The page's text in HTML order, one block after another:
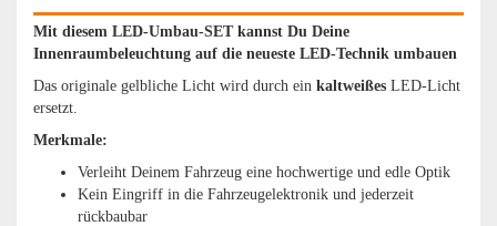
Mit diesem LED-Umbau-SET kannst Du Deine
Innenraumbeleuchtung auf die neueste LED-Technik umbauen
Das originale gelbliche Licht wird durch ein kaltweißes LED-Licht
ersetzt.
Merkmale:
Verleiht Deinem Fahrzeug eine hochwertige und edle Optik
Kein Eingriff in die Fahrzeugelektronik und jederzeit
rückbaubar